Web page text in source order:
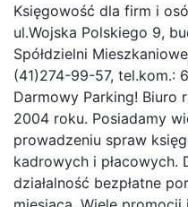
Księgowość dla firm i
ul.Wojska Polskiego 9,
Spółdzielni
(41)274-99-57, tel.kom.:
Darmowy Parking! Biuro
2004 roku. Posiadamy
prowadzeniu spraw
kadrowych i płacowych.
działalność bezpłatne